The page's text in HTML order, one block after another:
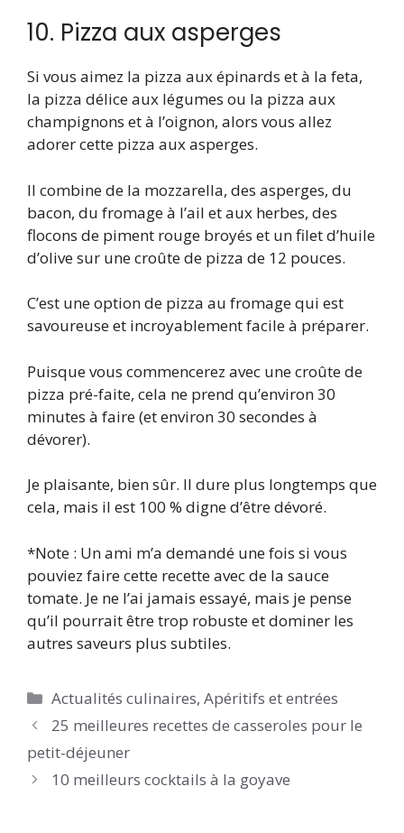
10. Pizza aux asperges
Si vous aimez la pizza aux épinards et à la feta,
la pizza délice aux légumes ou la pizza aux
champignons et à l’oignon, alors vous allez
adorer cette pizza aux asperges.
Il combine de la mozzarella, des asperges, du
bacon, du fromage à l’ail et aux herbes, des
flocons de piment rouge broyés et un filet d’huile
d’olive sur une croûte de pizza de 12 pouces.
C’est une option de pizza au fromage qui est
savoureuse et incroyablement facile à préparer.
Puisque vous commencerez avec une croûte de
pizza pré-faite, cela ne prend qu’environ 30
minutes à faire (et environ 30 secondes à
dévorer).
Je plaisante, bien sûr. Il dure plus longtemps que
cela, mais il est 100 % digne d’être dévoré.
*Note : Un ami m’a demandé une fois si vous
pouviez faire cette recette avec de la sauce
tomate. Je ne l’ai jamais essayé, mais je pense
qu’il pourrait être trop robuste et dominer les
autres saveurs plus subtiles.
Catégories
Actualités culinaires,Apéritifs et entrées
25 meilleures recettes de casseroles pour le
petit-déjeuner
10 meilleurs cocktails à la goyave